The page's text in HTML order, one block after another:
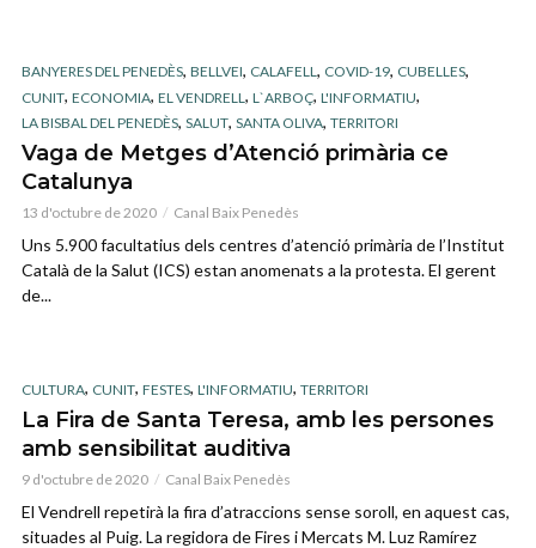
BANYERES DEL PENEDÈS, BELLVEI, CALAFELL, COVID-19, CUBELLES,
CUNIT, ECONOMIA, EL VENDRELL , L`ARBOÇ, L'INFORMATIU,
LA BISBAL DEL PENEDÈS, SALUT, SANTA OLIVA, TERRITORI
Vaga de Metges d’Atenció primària ce
Catalunya
13 d'octubre de 2020 Canal Baix Penedès
Uns 5.900 facultatius dels centres d’atenció primària de l’Institut
Català de la Salut (ICS) estan anomenats a la protesta. El gerent
de...
CULTURA, CUNIT, FESTES, L'INFORMATIU, TERRITORI
La Fira de Santa Teresa, amb les persones
amb sensibilitat auditiva
9 d'octubre de 2020 Canal Baix Penedès
El Vendrell repetirà la fira d’atraccions sense soroll, en aquest cas,
situades al Puig. La regidora de Fires i Mercats M. Luz Ramírez